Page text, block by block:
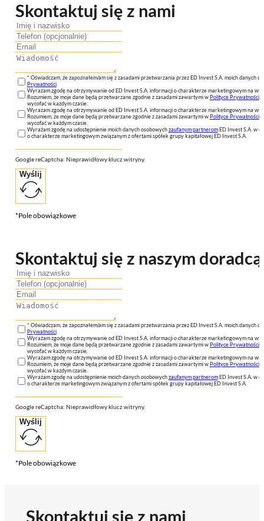
Skontaktuj się z nami
* Oświadczam, że zapoznałem/am się z zasadami przetwarzania przez ED Invest S.A. moich danych
Prywatności.
Wyrażam zgodę na otrzymywanie od ED Invest S.A. informacji o charakterze marketingowym na
Rozumiem, że moje dane będą przetwarzane zgodnie z zasadami zawartymi wPolityce Prywatności
wycofać w każdym czasie.
Wyrażam zgodę na otrzymywanie od ED Invest S.A. informacji o charakterze marketingowym na
Rozumiem, że moje dane będą przetwarzane zgodnie z zasadami zawartymi wPolityce Prywatności
wycofać w każdym czasie.
Wyrażam zgodę na udostępnienie moich danych osobowychzaufanym partneromED Invest S.A. w
o charakterze marketingowym związanym z ofertami spółek grupy kapitałowej ED Invest S.A.
Google reCaptcha: Nieprawidłowy klucz witryny.
Wyślij
*Pole obowiązkowe
Skontaktuj się z naszym doradcą
* Oświadczam, że zapoznałem/am się z zasadami przetwarzania przez ED Invest S.A. moich danych
Prywatności.
Wyrażam zgodę na otrzymywanie od ED Invest S.A. informacji o charakterze marketingowym na
Rozumiem, że moje dane będą przetwarzane zgodnie z zasadami zawartymi wPolityce Prywatności
wycofać w każdym czasie.
Wyrażam zgodę na otrzymywanie od ED Invest S.A. informacji o charakterze marketingowym na
Rozumiem, że moje dane będą przetwarzane zgodnie z zasadami zawartymi wPolityce Prywatności
wycofać w każdym czasie.
Wyrażam zgodę na udostępnienie moich danych osobowychzaufanym partneromED Invest S.A. w
o charakterze marketingowym związanym z ofertami spółek grupy kapitałowej ED Invest S.A.
Google reCaptcha: Nieprawidłowy klucz witryny.
Wyślij
*Pole obowiązkowe
Skontaktuj się z nami